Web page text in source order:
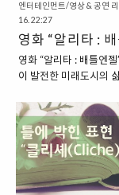
사”와 같은 작품이지요.
콩 영화, 중경삼림
EXPRESS)” 90년대 홍
표주자로는 중경삼림이
있습니다. 영어 제목으
이는 작품이지요. 이 작
감독의 이름을 세계에
품이 되었습니다. 영화
14회 홍콩 금상장영화
독상, 남우주연상, 편집
수상했습니다...
엔터테인먼트/영상 & 공연
16. 22:27
영화 “알리타 :
영화 “알리타 : 배틀엔
이 발전한 미래도시의
유토피아일까요, 아니
경우인 디스토피아일까
질문에 대한 내용은 누
야기할 수 없을 것입니
녀온 사람이 아직 없을
하지만, 이 영화에서는